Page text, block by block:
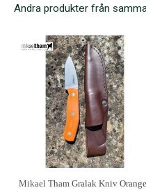
Andra produkter från
Mikael Tham Gralak Kniv Orange